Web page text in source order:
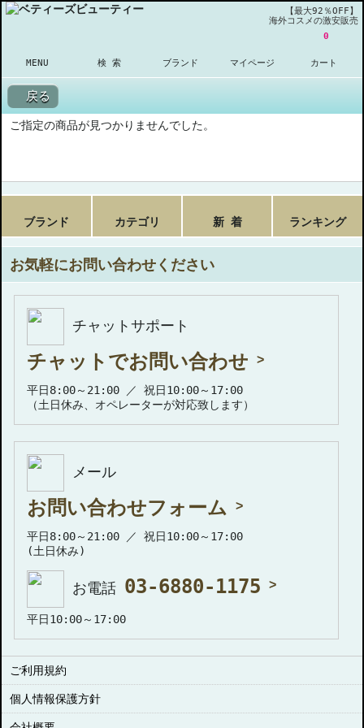
【最大92％OFF】
海外コスメの激安販売
MENU 検 索 ブランド マイページ
0
カート
戻る
ご指定の商品が見つかりませんでした。
ブランド カテゴリ 新 着 ランキング
お気軽にお問い合わせください
チャットサポート
チャットでお問い合わせ
平日8:00～21:00 ／ 祝日10:00～17:00
（土日休み、オペレーターが対応致します）
メール
お問い合わせフォーム
平日8:00～21:00 ／ 祝日10:00～17:00
(土日休み)
お電話 03-6880-1175
平日10:00～17:00
ご利用規約
個人情報保護方針